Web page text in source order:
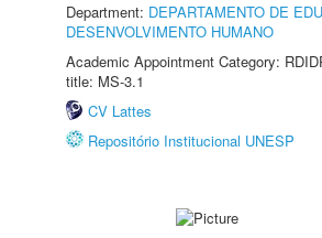
Department: DEPARTAMENTO DE
DESENVOLVIMENTO HUMANO
Academic Appointment Category:
title: MS-3.1
CV Lattes
Repositório Institucional UNESP